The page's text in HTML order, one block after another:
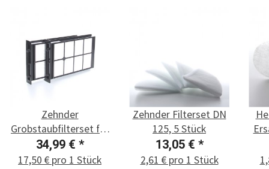
Zehnder
Grobstaubfilterset für
ComfoAir 160
34,99 € *
17,50 € pro 1 Stück
Zehnder Filterset DN
125, 5 Stück
13,05 € *
2,61 € pro 1 Stück